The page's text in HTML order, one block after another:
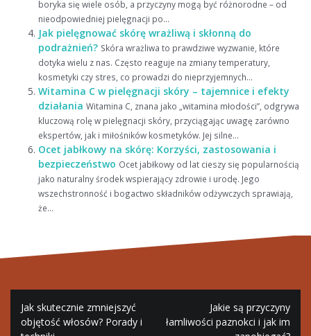
boryka się wiele osób, a przyczyny mogą być różnorodne – od
nieodpowiedniej pielęgnacji po...
Jak pielęgnować skórę wrażliwą i skłonną do
podrażnień? Skóra wrażliwa to prawdziwe wyzwanie, które
dotyka wielu z nas. Często reaguje na zmiany temperatury,
kosmetyki czy stres, co prowadzi do nieprzyjemnych...
Witamina C w pielęgnacji skóry – tajemnice i efekty
działania Witamina C, znana jako „witamina młodości”, odgrywa
kluczową rolę w pielęgnacji skóry, przyciągając uwagę zarówno
ekspertów, jak i miłośników kosmetyków. Jej silne...
Ocet jabłkowy na skórę: Korzyści, zastosowania i
bezpieczeństwo Ocet jabłkowy od lat cieszy się popularnością
jako naturalny środek wspierający zdrowie i urodę. Jego
wszechstronność i bogactwo składników odżywczych sprawiają,
że...
Nawigacja
wpisu
Jak skutecznie zmniejszyć
objętość włosów? Porady i
Jakie są przyczyny
łamliwości paznokci i jak im